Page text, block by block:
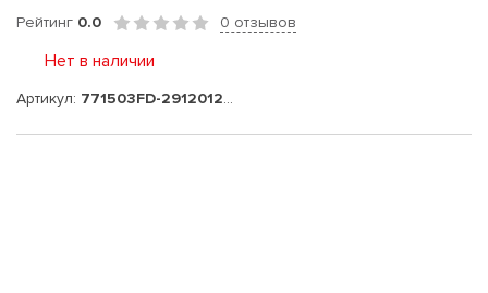
Рейтинг 0.0 0 отзывов
Нет в наличии
Артикул: 771503FD-2912012-10